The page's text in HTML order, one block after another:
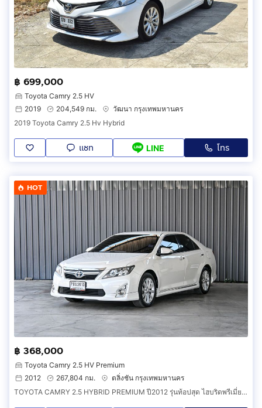
฿ 699,000
Toyota Camry 2.5 HV
2019
204,549 กม.
วัฒนา กรุงเทพมหานคร
2019 Toyota Camry 2.5 Hv Hybrid
แชท LINE โทร
HOT
฿ 368,000
Toyota Camry 2.5 HV Premium
2012
267,804 กม.
ตลิ่งชัน กรุงเทพมหานคร
TOYOTA CAMRY 2.5 HYBRID PREMIUM ปี2012 รุ่นท้อปสุด ไฮบริดพรีเมี่ยม รถสวยสภาพดี ประหยัดน้ำมัน